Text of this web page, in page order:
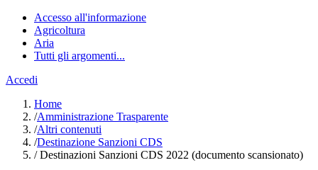
Accesso all'informazione
Agricoltura
Aria
Tutti gli argomenti...
Accedi
Home
/Amministrazione Trasparente
/Altri contenuti
/Destinazione Sanzioni CDS
/Destinazioni Sanzioni CDS 2022 (documento scansionato)